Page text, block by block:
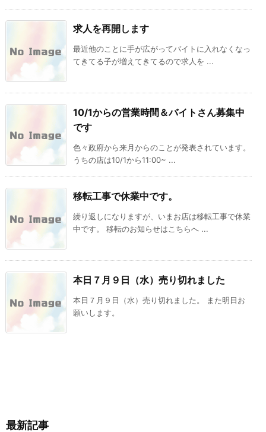
求人を再開します
最近他のことに手が広がってバイトに入れなくなっ
てきてる子が増えてきてるので求人を ...
10/1からの営業時間＆バイトさん募集中
です
色々政府から来月からのことが発表されています。
うちの店は10/1から11:00~ ...
移転工事で休業中です。
繰り返しになりますが、いまお店は移転工事で休業
中です。 移転のお知らせはこちらへ ...
本日７月９日（水）売り切れました
本日７月９日（水）売り切れました。 また明日お
願いします。
最新記事